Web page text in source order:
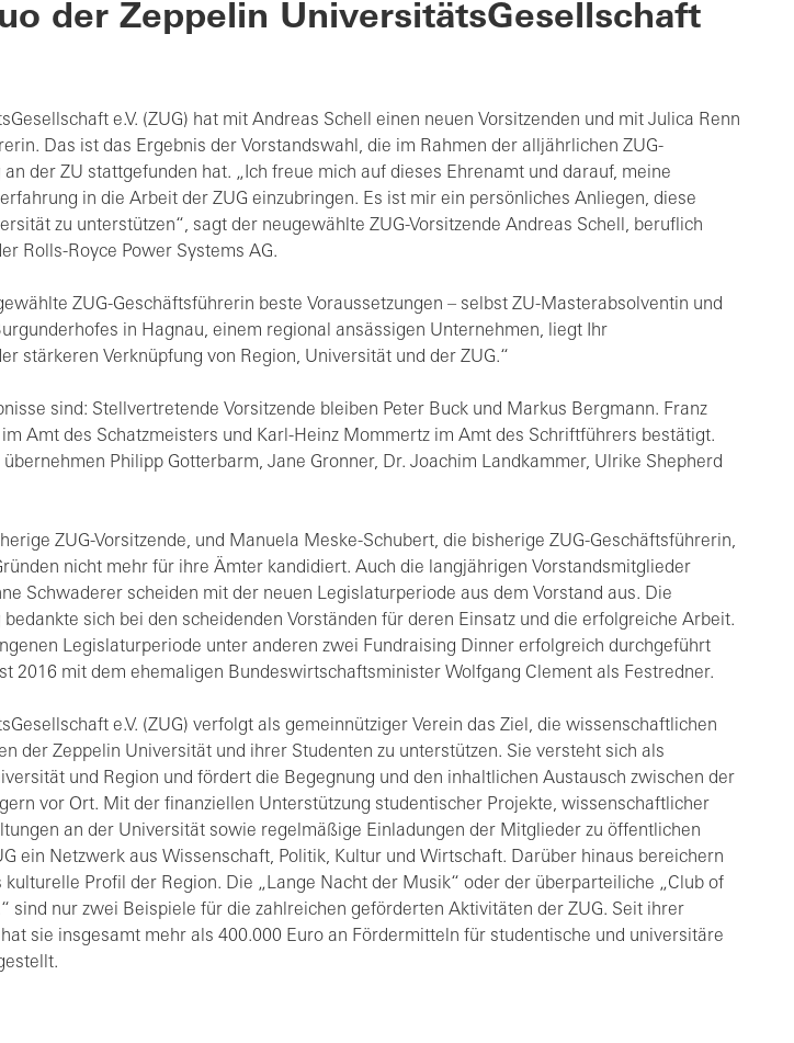
der Zeppelin UniversitätsGesellschaft
e.V. (ZUG) hat mit Andreas Schell einen neuen Vorsitzenden und mit Julica Renn
Das ist das Ergebnis der Vorstandswahl, die im Rahmen der alljährlichen ZUG-
der ZU stattgefunden hat. „Ich freue mich auf dieses Ehrenamt und darauf, meine
in die Arbeit der ZUG einzubringen. Es ist mir ein persönliches Anliegen, diese
zu unterstützen“, sagt der neugewählte ZUG-Vorsitzende Andreas Schell, beruflich
Rolls-Royce Power Systems AG.
ZUG-Geschäftsführerin beste Voraussetzungen – selbst ZU-Masterabsolventin und
in Hagnau, einem regional ansässigen Unternehmen, liegt Ihr
stärkeren Verknüpfung von Region, Universität und der ZUG.“
sind: Stellvertretende Vorsitzende bleiben Peter Buck und Markus Bergmann. Franz
Amt des Schatzmeisters und Karl-Heinz Mommertz im Amt des Schriftführers bestätigt.
Philipp Gotterbarm, Jane Gronner, Dr. Joachim Landkammer, Ulrike Shepherd
ZUG-Vorsitzende, und Manuela Meske-Schubert, die bisherige ZUG-Geschäftsführerin,
nicht mehr für ihre Ämter kandidiert. Auch die langjährigen Vorstandsmitglieder
Schwaderer scheiden mit der neuen Legislaturperiode aus dem Vorstand aus. Die
sich bei den scheidenden Vorständen für deren Einsatz und die erfolgreiche Arbeit.
Legislaturperiode unter anderen zwei Fundraising Dinner erfolgreich durchgeführt
2016 mit dem ehemaligen Bundeswirtschaftsminister Wolfgang Clement als Festredner.
e.V. (ZUG) verfolgt als gemeinnütziger Verein das Ziel, die wissenschaftlichen
der Zeppelin Universität und ihrer Studenten zu unterstützen. Sie versteht sich als
und Region und fördert die Begegnung und den inhaltlichen Austausch zwischen der
vor Ort. Mit der finanziellen Unterstützung studentischer Projekte, wissenschaftlicher
an der Universität sowie regelmäßige Einladungen der Mitglieder zu öffentlichen
ein Netzwerk aus Wissenschaft, Politik, Kultur und Wirtschaft. Darüber hinaus bereichern
kulturelle Profil der Region. Die „Lange Nacht der Musik“ oder der überparteiliche „Club of
sind nur zwei Beispiele für die zahlreichen geförderten Aktivitäten der ZUG. Seit ihrer
sie insgesamt mehr als 400.000 Euro an Fördermitteln für studentische und universitäre